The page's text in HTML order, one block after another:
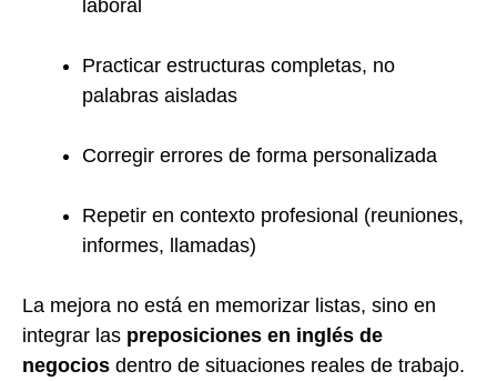
laboral
Practicar estructuras completas, no
palabras aisladas
Corregir errores de forma personalizada
Repetir en contexto profesional (reuniones,
informes, llamadas)
La mejora no está en memorizar listas, sino en
integrar las preposiciones en inglés de
negocios dentro de situaciones reales de trabajo.